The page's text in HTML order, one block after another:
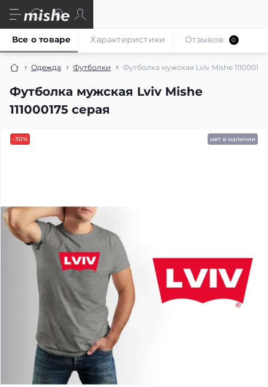
Одежда Футболки Футболка мужская Lviv Mishe
Футболка мужская Lviv Mishe
111000175 серая
Все о товаре Характеристики Отзывов 0
-30% нет в наличии